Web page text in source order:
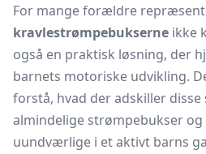
For mange forældre
kravlestrømpebukserne ikke
også en praktisk løsning, der
barnets motoriske udvikling.
forstå, hvad der adskiller
almindelige strømpebukser
uundværlige i et aktivt barns